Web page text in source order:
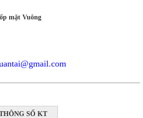
mặt Vuông
SỐ KT